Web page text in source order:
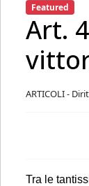
Featured
Art.
ARTICOLI -
Tra le